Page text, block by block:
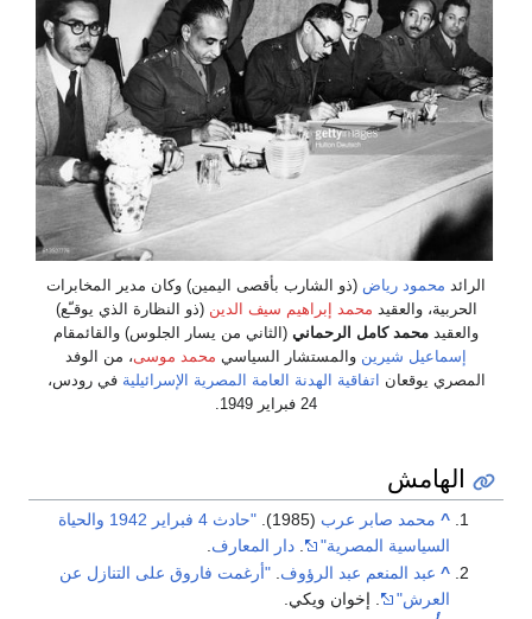
الرائد محمود رياض (ذو الشارب بأقصى اليمين) وكان مدير المخابرات
الحربية، والعقيد محمد إبراهيم سيف الدين (ذو النظارة الذي يوقـّع)
والعقيد محمد كامل الرحماني (الثاني من يسار الجلوس) والقائمقام
إسماعيل شيرين والمستشار السياسي محمد موسى، من الوفد
المصري يوقعان اتفاقية الهدنة العامة المصرية الإسرائيلية في رودس،
24 فبراير 1949.
الهامش
^ محمد صابر عرب (1985).
"حادث 4 فبراير 1942 والحياة
السياسية المصرية"
دار المعارف
^ عبد المنعم عبد الرؤوف. "أرغمت فاروق على التنازل عن
العرش"
. إخوان ويكي.